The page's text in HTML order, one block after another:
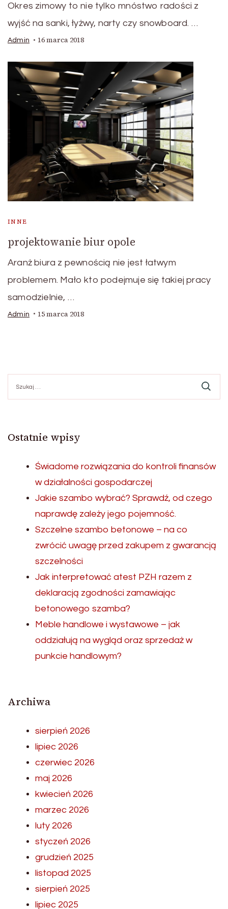
Okres zimowy to nie tylko mnóstwo radości z
wyjść na sanki, łyżwy, narty czy snowboard. …
Admin 16 marca 2018
INNE
projektowanie biur opole
Aranż biura z pewnością nie jest łatwym
problemem. Mało kto podejmuje się takiej pracy
samodzielnie, …
Admin 15 marca 2018
Ostatnie wpisy
Świadome rozwiązania do kontroli finansów
w działalności gospodarczej
Jakie szambo wybrać? Sprawdź, od czego
naprawdę zależy jego pojemność.
Szczelne szambo betonowe – na co
zwrócić uwagę przed zakupem z gwarancją
szczelności
Jak interpretować atest PZH razem z
deklaracją zgodności zamawiając
betonowego szamba?
Meble handlowe i wystawowe – jak
oddziałują na wygląd oraz sprzedaż w
punkcie handlowym?
Archiwa
sierpień 2026
lipiec 2026
czerwiec 2026
maj 2026
kwiecień 2026
marzec 2026
luty 2026
styczeń 2026
grudzień 2025
listopad 2025
sierpień 2025
lipiec 2025